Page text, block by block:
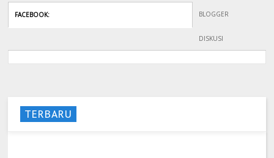
FACEBOOK: BLOGGER
DISKUSI
TERBARU